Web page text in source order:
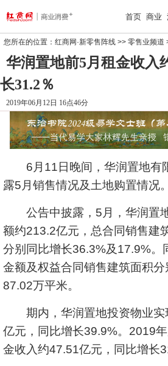
首页 商业
您所在的位置： 红商网·新零售阵线 >> 零售业频道
华润置地前5月租金收入
长31.2％
2019年06月12日 16点46分
6月11日晚间，华润置地有
露5月销售情况及土地购置情况。
公告中披露，5月，华润置
额约213.2亿元，总合同销售建
分别同比增长36.3%及17.9%。
金额及权益合同销售建筑面积
87.02万平米。
期内，华润置地投资物业实
亿元，同比增长39.9%。2019
金收入约47.51亿元，同比增长